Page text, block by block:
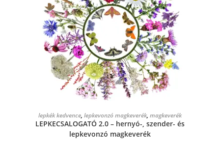
OPCIÓK VÁLASZTÁSA
lepkék kedvence, lepkevonzó magkeverék, magkeverék
LEPKECSALOGATÓ 2.0 – hernyó-, szender- és
lepkevonzó magkeverék